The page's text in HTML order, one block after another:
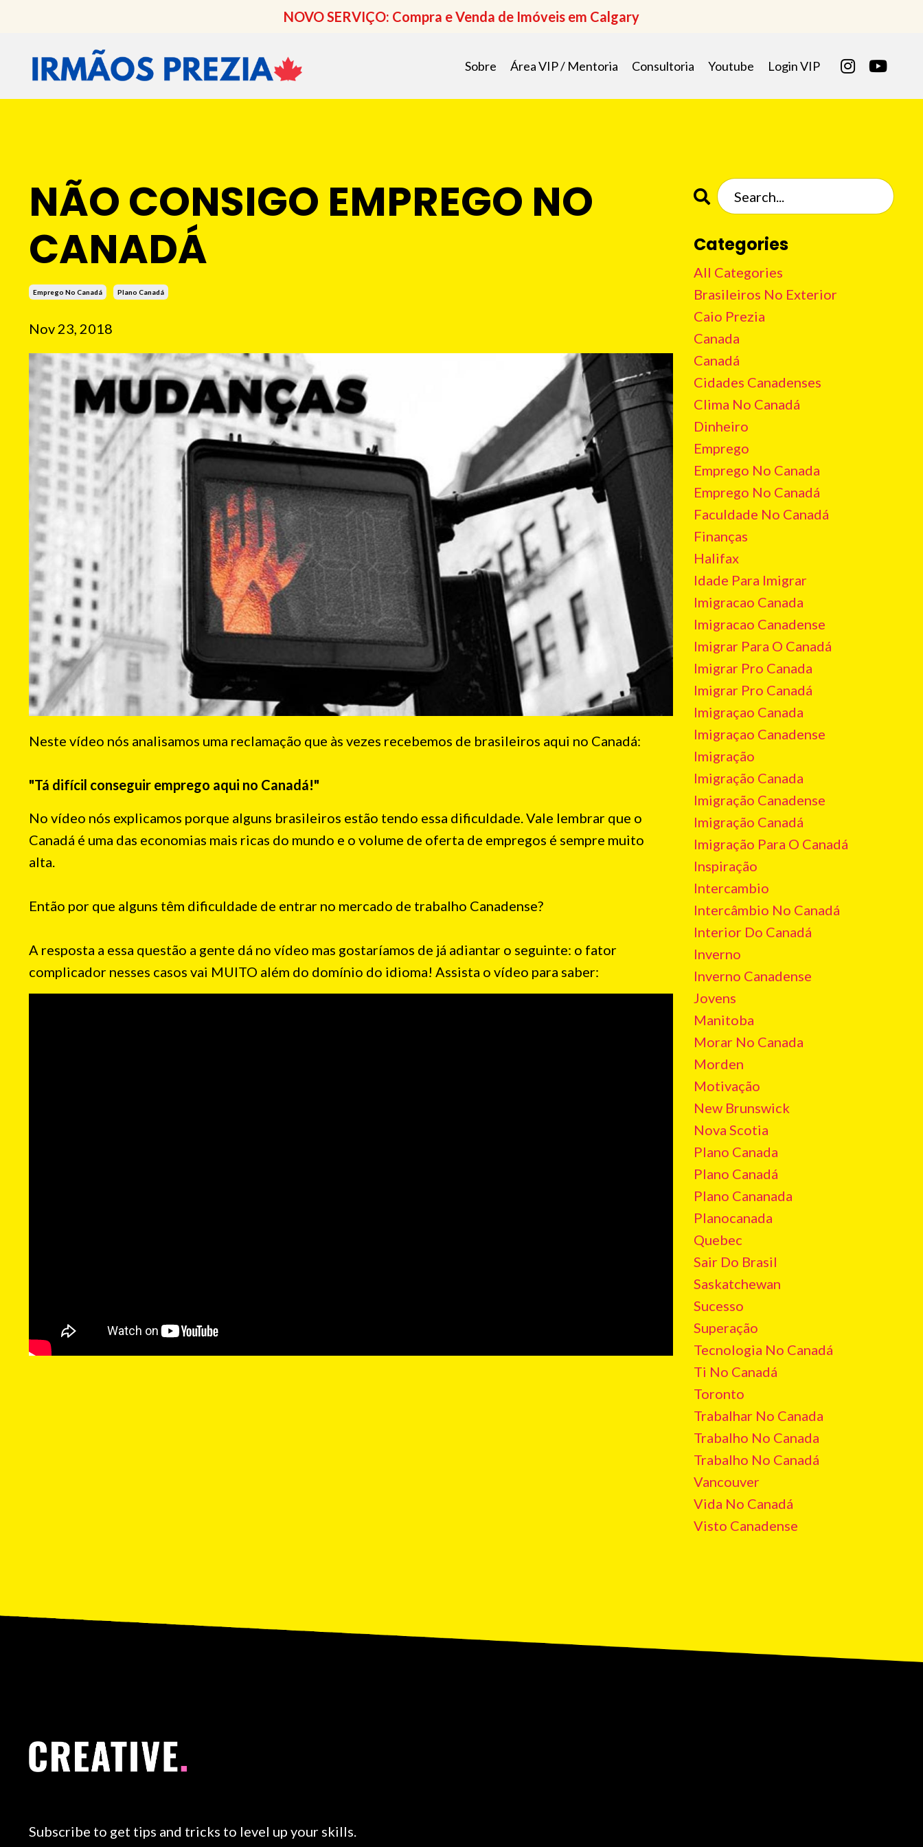
NOVO SERVIÇO: Compra e Venda de Imóveis em Calgary
Sobre Área VIP / Mentoria Consultoria Youtube Login VIP
NÃO CONSIGO EMPREGO NO
CANADÁ
Emprego No Canadá Plano Canadá
Nov 23, 2018
Neste vídeo nós analisamos uma reclamação que às vezes recebemos de brasileiros aqui no Canadá:
"Tá difícil conseguir emprego aqui no Canadá!"
No vídeo nós explicamos porque alguns brasileiros estão tendo essa dificuldade. Vale lembrar que o
Canadá é uma das economias mais ricas do mundo e o volume de oferta de empregos é sempre muito
alta.
Então por que alguns têm dificuldade de entrar no mercado de trabalho Canadense?
A resposta a essa questão a gente dá no vídeo mas gostaríamos de já adiantar o seguinte: o fator
complicador nesses casos vai MUITO além do domínio do idioma! Assista o vídeo para saber:
Categories
All Categories
Brasileiros No Exterior
Caio Prezia
Canada
Canadá
Cidades Canadenses
Clima No Canadá
Dinheiro
Emprego
Emprego No Canada
Emprego No Canadá
Faculdade No Canadá
Finanças
Halifax
Idade Para Imigrar
Imigracao Canada
Imigracao Canadense
Imigrar Para O Canadá
Imigrar Pro Canada
Imigrar Pro Canadá
Imigraçao Canada
Imigraçao Canadense
Imigração
Imigração Canada
Imigração Canadense
Imigração Canadá
Imigração Para O Canadá
Inspiração
Intercambio
Intercâmbio No Canadá
Interior Do Canadá
Inverno
Inverno Canadense
Jovens
Manitoba
Morar No Canada
Morden
Motivação
New Brunswick
Nova Scotia
Plano Canada
Plano Canadá
Plano Cananada
Planocanada
Quebec
Sair Do Brasil
Saskatchewan
Sucesso
Superação
Tecnologia No Canadá
Ti No Canadá
Toronto
Trabalhar No Canada
Trabalho No Canada
Trabalho No Canadá
Vancouver
Vida No Canadá
Visto Canadense
Subscribe to get tips and tricks to level up your skills.